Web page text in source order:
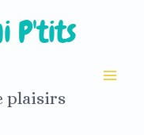
P'tits
plaisirs